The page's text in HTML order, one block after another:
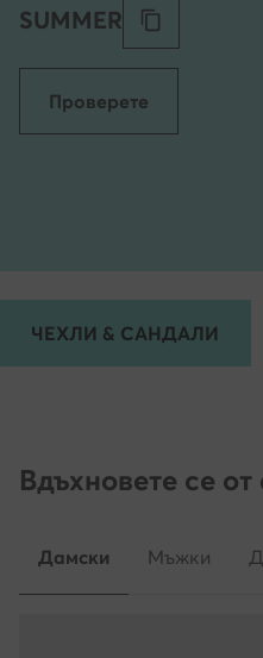
SUMMER
Проверете
ЧЕХЛИ & САНДАЛИ
Вдъхновете се
Дамски Мъжки